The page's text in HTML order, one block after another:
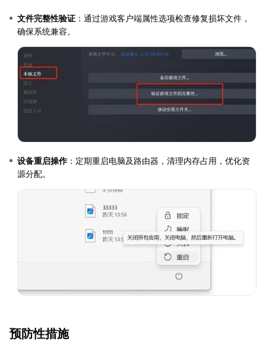
文件完整性验证 ：通过游戏客户端属性选项检查修复损坏文件，
确保系统兼容。
设备重启操作：定期重启电脑及路由器，清理内存占用，优化资
源分配。
预防性措施